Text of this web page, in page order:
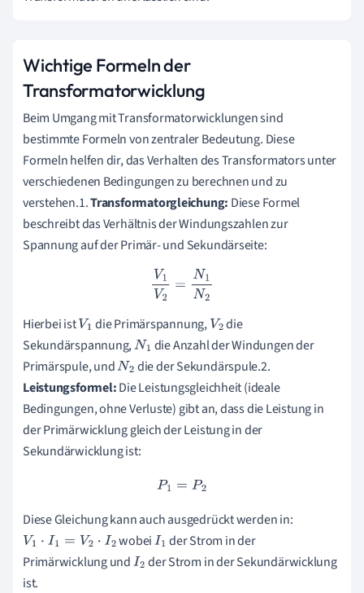
Wichtige Formeln der
Transformatorwicklung
Beim Umgang mit Transformatorwicklungen sind
bestimmte Formeln von zentraler Bedeutung. Diese
Formeln helfen dir, das Verhalten des Transformators unter
verschiedenen Bedingungen zu berechnen und zu
verstehen.1.Transformatorgleichung: Diese Formel
beschreibt das Verhältnis der Windungszahlen zur
Spannung auf der Primär- und Sekundärseite:
V1V 2=N1N2
Hierbei istV1 die Primärspannung, V2 die
Sekundärspannung,N1 die Anzahl der Windungen der
Primärspule, undN2 die der Sekundärspule.2.
Leistungsformel:Die Leistungsgleichheit (ideale
Bedingungen, ohne Verluste) gibt an, dass die Leistung in
der Primärwicklung gleich der Leistung in der
Sekundärwicklung ist:
P 1=P2
Diese Gleichung kann auch ausgedrückt werden in:
V1⋅ I1=V 2⋅I2 wobeiI1 der Strom in der
Primärwicklung undI2 der Strom in der Sekundärwicklung
ist.